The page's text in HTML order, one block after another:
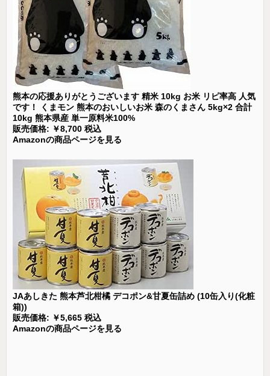
熊本の応援ありがとうございます 精米 10kg お米 リピ率高 人気
です！ くまモン 熊本のおいしいお米 森のくまさん 5kg×2 合計
10kg 熊本県産 単一原料米100%
販売価格: ￥8,700 税込
Amazonの商品ページを見る
JAあしきた 熊本芦北柑橘 デコポン&甘夏缶詰め (10缶入り(化粧
箱))
販売価格: ￥5,665 税込
Amazonの商品ページを見る